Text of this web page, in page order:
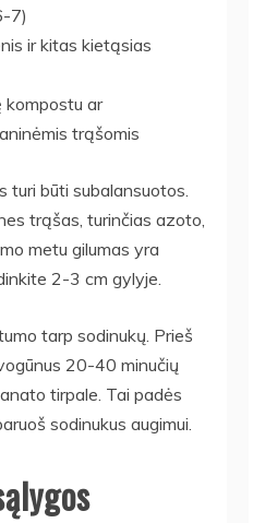
7)
ir kitas kietąsias
kompostu ar
trąšomis
turi būti subalansuotos.
trąšas, turinčias azoto,
metu gilumas yra
2-3 cm gylyje.
tarp sodinukų. Prieš
20-40 minučių
tirpale. Tai padės
sodinukus augimui.